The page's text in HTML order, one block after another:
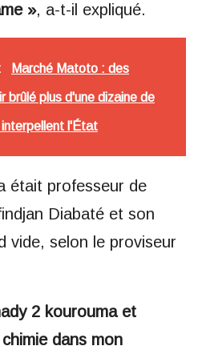
», a-t-il expliqué.
Marché Matoto : des
brûlé plus d'une dizaine de
l'État
était professeur de
Diabaté et son
vide, selon le proviseur
2 kourouma et
dans mon